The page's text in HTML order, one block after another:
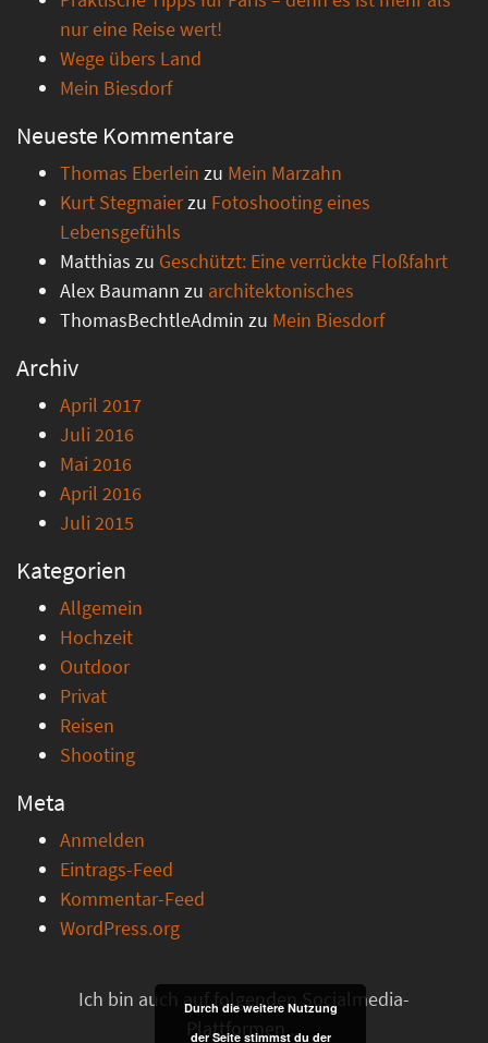
nur eine Reise wert!
Wege übers Land
Mein Biesdorf
Neueste Kommentare
Thomas Eberlein zu Mein Marzahn
Kurt Stegmaierzu Fotoshooting eines
Lebensgefühls
Matthias zu Geschützt: Eine verrückte Floßfahrt
Alex Baumann zu architektonisches
ThomasBechtleAdmin zu Mein Biesdorf
Archiv
April 2017
Juli 2016
Mai 2016
April 2016
Juli 2015
Kategorien
Allgemein
Hochzeit
Outdoor
Privat
Reisen
Shooting
Meta
Anmelden
Eintrags-Feed
Kommentar-Feed
WordPress.org
Ich bin auch auf folgenden Socialmedia-
Plattformen ...
Durch die weitere Nutzung
der Seite stimmst du der